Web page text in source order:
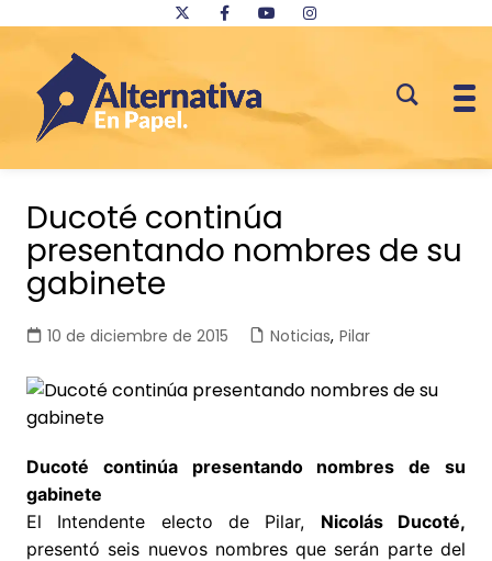
contenido
Ducoté continúa
presentando nombres de su
gabinete
10 de diciembre de 2015 Noticias, Pilar
Ducoté continúa presentando nombres de su
gabinete
El Intendente electo de Pilar, Nicolás Ducoté,
presentó seis nuevos nombres que serán parte del